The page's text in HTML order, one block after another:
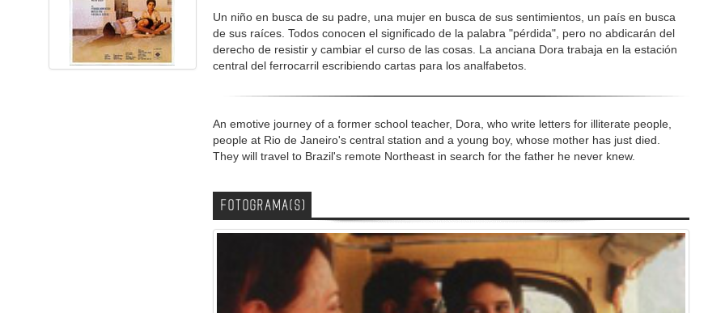
Un niño en busca de su padre, una mujer en busca de sus sentimientos, un país en busca
de sus raíces. Todos conocen el significado de la palabra "pérdida", pero no abdicarán del
derecho de resistir y cambiar el curso de las cosas. La anciana Dora trabaja en la estación
central del ferrocarril escribiendo cartas para los analfabetos.
An emotive journey of a former school teacher, Dora, who write letters for illiterate people,
people at Rio de Janeiro's central station and a young boy, whose mother has just died.
They will travel to Brazil's remote Northeast in search for the father he never knew.
FOTOGRAMA(S)